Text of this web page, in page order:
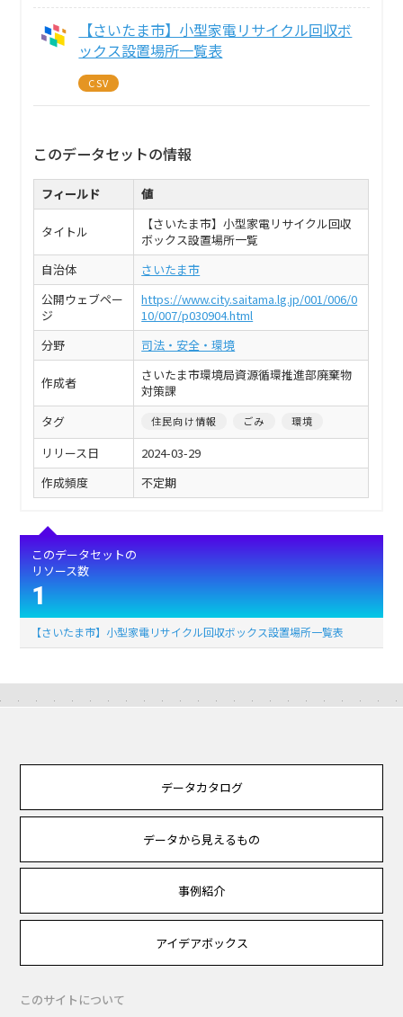
【さいたま市】小型家電リサイクル回収ボ
ックス設置場所一覧表
CSV
このデータセットの情報
フィールド 値
タイトル
【さいたま市】小型家電リサイクル回収
ボックス設置場所一覧
自治体
さいたま市
公開ウェブペー
ジ
https://www.city.saitama.lg.jp/001/006/0
10/007/p030904.html
分野
司法・安全・環境
作成者
さいたま市環境局資源循環推進部廃棄物
対策課
タグ
住民向け情報 ごみ 環境
リリース日
2024-03-29
作成頻度
不定期
このデータセットの
リソース数
1
【さいたま市】小型家電リサイクル回収ボックス設置場所一覧表
データカタログ
データから見えるもの
事例紹介
アイデアボックス
このサイトについて